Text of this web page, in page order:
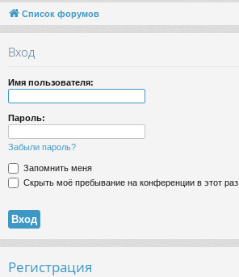
ы ум
Список форумов
Вход
Имя пользователя:
Пароль:
Забыли пароль?
Запомнить меня
Скрыть моё пребывание на конференции в этот раз
Регистрация